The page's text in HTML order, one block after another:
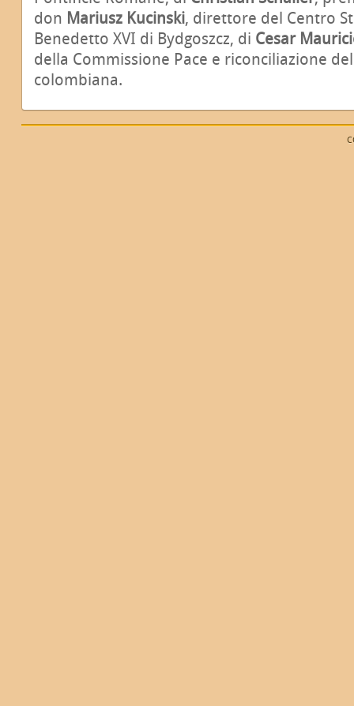
don Mariusz Kucinski, direttore del Centro
Benedetto XVI di Bydgoszcz, di Cesar
della Commissione Pace e riconciliazione
colombiana.